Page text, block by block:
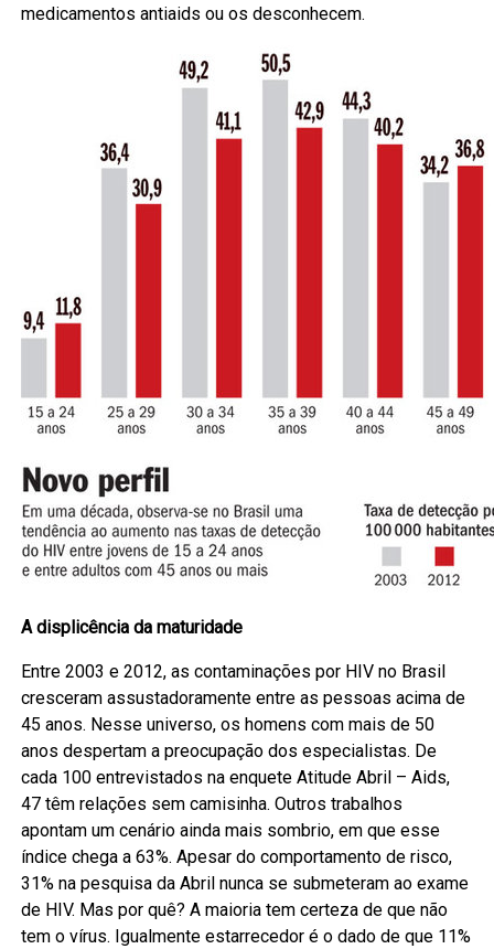
medicamentos antiaids ou os desconhecem.
A displicência da maturidade
Entre 2003 e 2012, as contaminações por HIV no Brasil
cresceram assustadoramente entre as pessoas acima de
45 anos. Nesse universo, os homens com mais de 50
anos despertam a preocupação dos especialistas. De
cada 100 entrevistados na enquete Atitude Abril – Aids,
47 têm relações sem camisinha. Outros trabalhos
apontam um cenário ainda mais sombrio, em que esse
índice chega a 63%. Apesar do comportamento de risco,
31% na pesquisa da Abril nunca se submeteram ao exame
de HIV. Mas por quê? A maioria tem certeza de que não
tem o vírus. Igualmente estarrecedor é o dado de que 11%